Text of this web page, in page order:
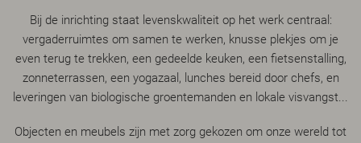
Bij de inrichting staat levenskwaliteit op het werk centraal:
vergaderruimtes om samen te werken, knusse plekjes om je
even terug te trekken, een gedeelde keuken, een fietsenstalling,
zonneterrassen, een yogazaal, lunches bereid door chefs, en
leveringen van biologische groentemanden en lokale visvangst...
Objecten en meubels zijn met zorg gekozen om onze wereld tot